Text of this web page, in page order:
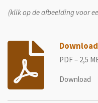
(klik op de afbeelding voor
PDF – 2,5
Download